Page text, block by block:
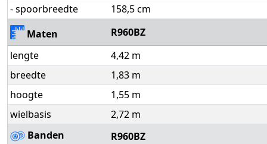
- spoorbreedte
158,5 cm
Maten
R960BZ
lengte
4,42 m
breedte
1,83 m
hoogte
1,55 m
wielbasis
2,72 m
Banden
R960BZ